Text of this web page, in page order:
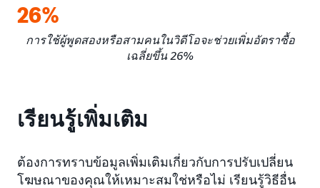
26%
การใช้ผู้พูดสองหรือสามคนในวิดีโอจะช่วยเพิ่มอัตราซื้อ
เฉลี่ยขึ้น 26%
เรียนรู้เพิ่มเติม
ต้องการทราบข้อมูลเพิ่มเติมเกี่ยวกับการปรับเปลี่ยน
โฆษณาของคุณให้เหมาะสมใช่หรือไม่ เรียนรู้วิธีอื่น